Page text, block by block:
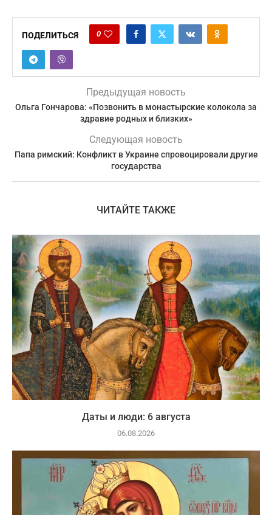
ПОДЕЛИТЬСЯ 0
Предыдущая новость
Ольга Гончарова: «Позвонить в монастырские колокола за
здравие родных и близких»
Следующая новость
Папа римский: Конфликт в Украине спровоцировали другие
государства
ЧИТАЙТЕ ТАКЖЕ
Даты и люди: 6 августа
06.08.2026